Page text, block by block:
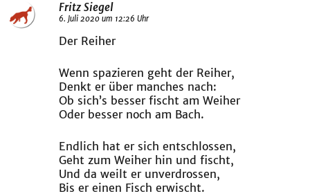
Fritz Siegel
6. Juli 2020 um 12:26 Uhr
Der Reiher
Wenn spazieren geht der Reiher,
Denkt er über manches nach:
Ob sich’s besser fischt am Weiher
Oder besser noch am Bach.
Endlich hat er sich entschlossen,
Geht zum Weiher hin und fischt,
Und da weilt er unverdrossen,
Bis er einen Fisch erwischt.